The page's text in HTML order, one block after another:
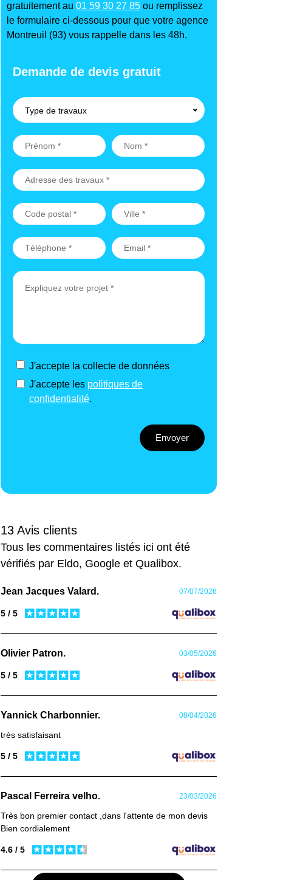
gratuitement au 01 59 30 27 85 ou remplissez
le formulaire ci-dessous pour que votre agence
Montreuil (93) vous rappelle dans les 48h.
Demande de devis gratuit
Type de travaux
J'accepte la collecte de données
J'accepte les politiques de
confidentialité.
Envoyer
13 Avis clients
Tous les commentaires listés ici ont été
vérifiés par Eldo, Google et Qualibox.
Jean Jacques Valard. 07/07/2026
5 / 5
Olivier Patron. 03/05/2026
5 / 5
Yannick Charbonnier. 08/04/2026
très satisfaisant
5 / 5
Pascal Ferreira velho. 23/03/2026
Très bon premier contact ,dans l'attente de mon devis
Bien cordialement
4.6 / 5